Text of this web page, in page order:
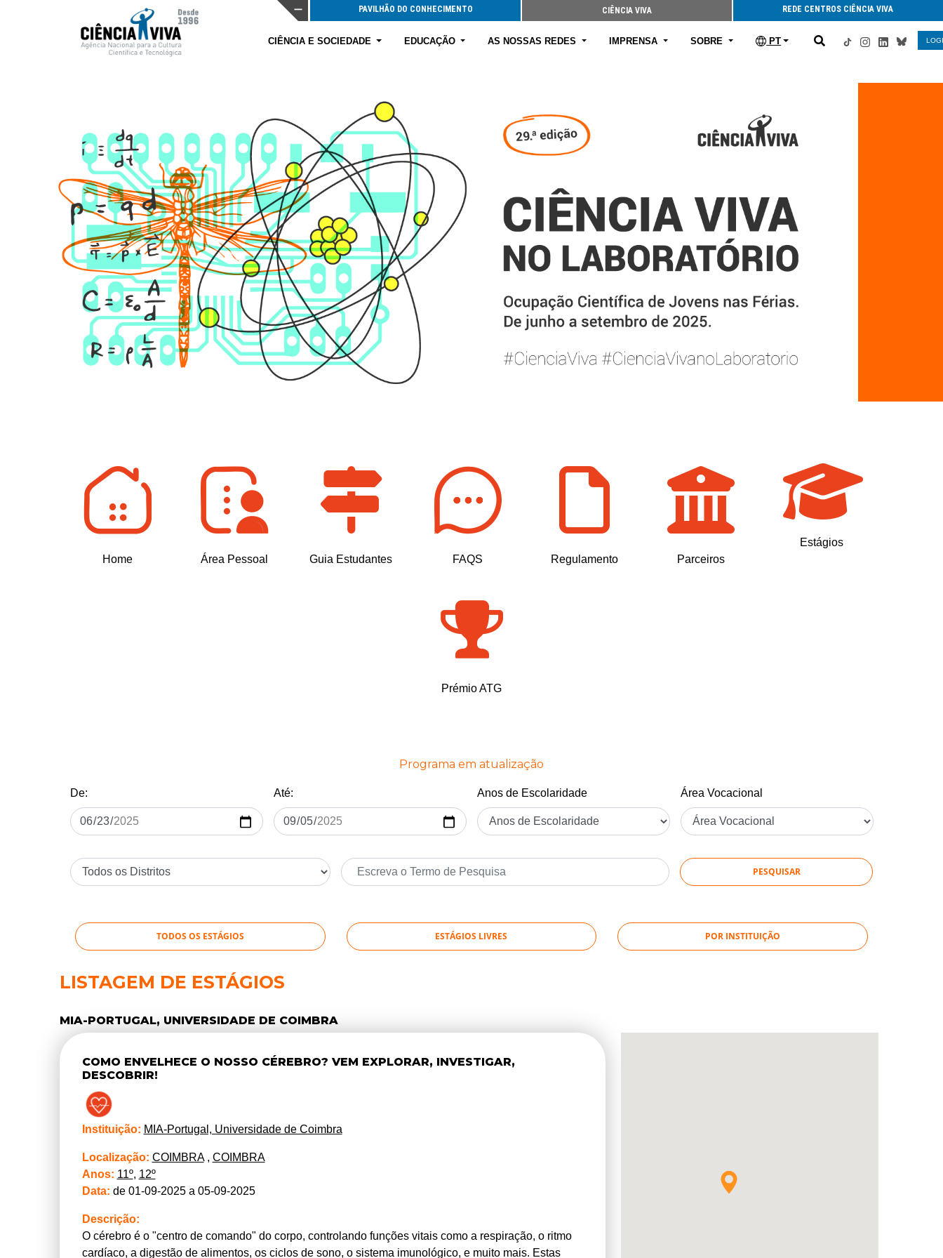
PAVILHÃO DO CONHECIMENTO CIÊNCIA VIVA REDE CENTROS CIÊNCIA VIVA
CIÊNCIA E SOCIEDADE EDUCAÇÃO AS NOSSAS REDES IMPRENSA SOBRE PT
Home Área Pessoal Guia Estudantes FAQS Regulamento Parceiros
Estágios
Prémio ATG
Programa em atualização
De: Até: Anos de Escolaridade Área Vocacional
TODOS OS ESTÁGIOS ESTÁGIOS LIVRES POR INSTITUIÇÃO
LISTAGEM DE ESTÁGIOS
MIA-PORTUGAL, UNIVERSIDADE DE COIMBRA
COMO ENVELHECE O NOSSO CÉREBRO? VEM EXPLORAR, INVESTIGAR,
DESCOBRIR!
Instituição: MIA-Portugal, Universidade de Coimbra
Localização: COIMBRA, COIMBRA
Anos: 11º, 12º
Data: de 01-09-2025 a 05-09-2025
Descrição:
O cérebro é o "centro de comando" do corpo, controlando funções vitais como a respiração, o ritmo
cardíaco, a digestão de alimentos, os ciclos de sono, o sistema imunológico, e muito mais. Estas